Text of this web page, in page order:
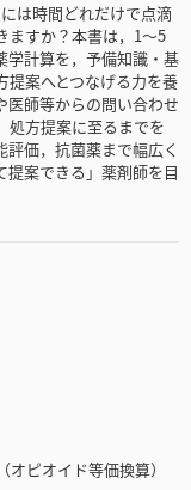
は時間どれだけで点滴
ますか？本書は，1～5
学計算を，予備知識・基
提案へとつなげる力を養
医師等からの問い合わせ
処方提案に至るまでを
価，抗菌薬まで幅広く
案できる」薬剤師を目
ピオイド等価換算）